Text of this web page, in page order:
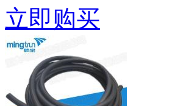
立即购买